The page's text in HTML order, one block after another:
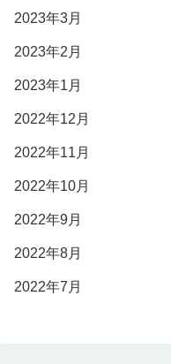
2023年3月
2023年2月
2023年1月
2022年12月
2022年11月
2022年10月
2022年9月
2022年8月
2022年7月